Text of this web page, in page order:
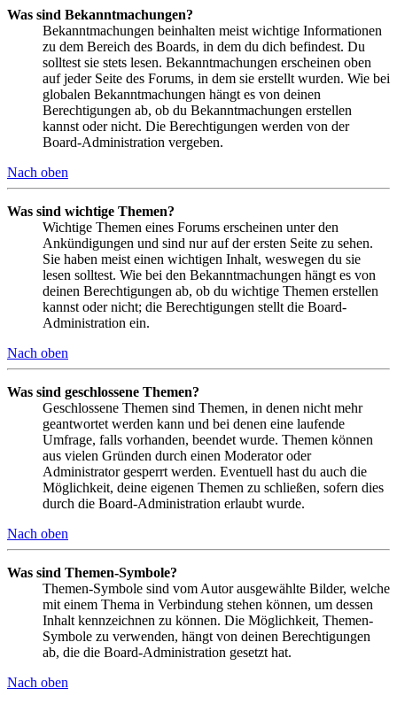
Was sind Bekanntmachungen?
Bekanntmachungen beinhalten meist wichtige Informationen
zu dem Bereich des Boards, in dem du dich befindest. Du
solltest sie stets lesen. Bekanntmachungen erscheinen oben
auf jeder Seite des Forums, in dem sie erstellt wurden. Wie bei
globalen Bekanntmachungen hängt es von deinen
Berechtigungen ab, ob du Bekanntmachungen erstellen
kannst oder nicht. Die Berechtigungen werden von der
Board-Administration vergeben.
Nach oben
Was sind wichtige Themen?
Wichtige Themen eines Forums erscheinen unter den
Ankündigungen und sind nur auf der ersten Seite zu sehen.
Sie haben meist einen wichtigen Inhalt, weswegen du sie
lesen solltest. Wie bei den Bekanntmachungen hängt es von
deinen Berechtigungen ab, ob du wichtige Themen erstellen
kannst oder nicht; die Berechtigungen stellt die Board-
Administration ein.
Nach oben
Was sind geschlossene Themen?
Geschlossene Themen sind Themen, in denen nicht mehr
geantwortet werden kann und bei denen eine laufende
Umfrage, falls vorhanden, beendet wurde. Themen können
aus vielen Gründen durch einen Moderator oder
Administrator gesperrt werden. Eventuell hast du auch die
Möglichkeit, deine eigenen Themen zu schließen, sofern dies
durch die Board-Administration erlaubt wurde.
Nach oben
Was sind Themen-Symbole?
Themen-Symbole sind vom Autor ausgewählte Bilder, welche
mit einem Thema in Verbindung stehen können, um dessen
Inhalt kennzeichnen zu können. Die Möglichkeit, Themen-
Symbole zu verwenden, hängt von deinen Berechtigungen
ab, die die Board-Administration gesetzt hat.
Nach oben